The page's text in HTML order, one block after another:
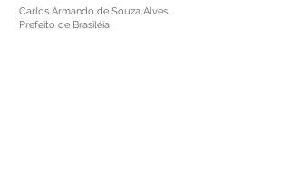
Carlos Armando de Souza Alves
Prefeito de Brasiléia